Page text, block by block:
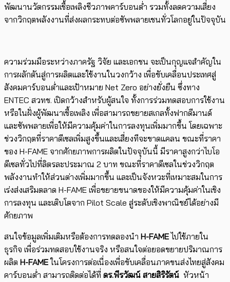
พัฒนานวัตกรรมเชื้อเพลิงชีวภาพคาร์บอนต่ำ รวมทั้งลดความเสี่ยง
จากวิกฤตพลังงานที่ส่งผลกระทบต่อซัพพลายเชนทั่วโลกอยู่ในปัจจุบัน
ความร่วมมือระหว่างภาครัฐ วิจัย และเอกชน จะเป็นกุญแจสำคัญใน
การผลักดันสู่การผลิตและใช้งานในวงกว้าง เพื่อขับเคลื่อนประเทศสู่
สังคมคาร์บอนต่ำและเป้าหมาย Net Zero อย่างยั่งยืน ซึ่งทาง
ENTEC สวทช. เปิดกว้างสำหรับผู้สนใจ ทั้งการร่วมทดสอบการใช้งาน
หรือในฝั่งผู้พัฒนาเชื้อเพลิง เพื่อสามารถขยายสเกลทั้งฟากดีมานด์
และซัพพลายเพื่อให้มีความคุ้มค่าในการลงทุนเพิ่มมากขึ้น โดยเฉพาะ
ช่วงวิกฤตที่ราคาดีเซลเพิ่มสูงขึ้นและเสี่ยงทีจะขาดแคลน ขณะที่ราคา
ของ H-FAME จากศักยภาพ​การผลิตในปัจจุบันนี้ มีราคาสูงกว่าไบโอ
ดีเซลทั่วไปที่ลิตรละประมาณ 2 บาท ขณะที่ราคาดีเซลในช่วงวิกฤต
พลังงานทำให้ส่วนต่างเพิ่มมากขึ้น และเป็นจังหวะที่เหมาะสมในการ
เร่งส่งเสริมตลาด H-FAME เพื่อขยายขนาดของให้มีความคุ้มค่าในเชิง
การลงทุน และเติบโตจาก Pilot Scale สู่ระดับเชิงพาณิชย์ได้อย่างมี
ศักยภาพ
สนใจข้อมูลเพิ่มเติมหรือต้องการทดลองนำ H-FAMEไปใช้ภายใน
ธุรกิจ เพื่อร่วมทดสอบใช้งานจริง หรือสนใจต่อยอดขยายปริมาณการ
ผลิต H-FAMEในโครงการต่อเนื่องเพื่อขับเคลื่อนภาคขนส่งไทยสู่สังคม
คาร์บอนตํ่า สามารถติดต่อได้ที่ ดร.พีรวัฒน์ สายสิริรัตน์ หัวหน้า